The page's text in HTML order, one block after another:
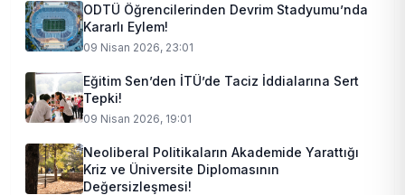
ODTÜ Öğrencilerinden Devrim Stadyumu’nda
Kararlı Eylem!
09 Nisan 2026, 23:01
Eğitim Sen’den İTÜ’de Taciz İddialarına Sert
Tepki!
09 Nisan 2026, 19:01
Neoliberal Politikaların Akademide Yarattığı
Kriz ve Üniversite Diplomasının
Değersizleşmesi!